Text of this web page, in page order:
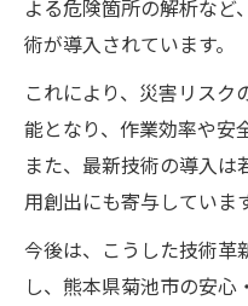
よる危険箇所の解析など
術が導入されています。
これにより、災害リスク
能となり、作業効率や安
また、最新技術の導入
用創出にも寄与していま
今後は、こうした技術革
し、熊本県菊池市の安